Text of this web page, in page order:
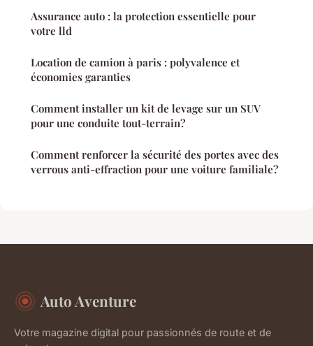
Assurance auto : la protection essentielle pour
votre lld
Location de camion à paris : polyvalence et
économies garanties
Comment installer un kit de levage sur un SUV
pour une conduite tout-terrain?
Comment renforcer la sécurité des portes avec des
verrous anti-effraction pour une voiture familiale?
Auto Aventure
Votre magazine digital pour passionnés de route et de